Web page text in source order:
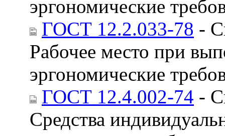
эргономические
ГОСТ 12.2.033-78 -
Рабочее место при
эргономические
ГОСТ 12.4.002-74 -
Средства